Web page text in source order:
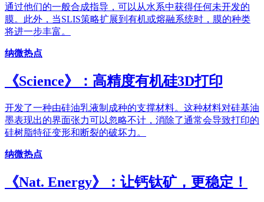
通过他们的一般合成指导，可以从水系中获得任何未开发的
膜。此外，当SLIS策略扩展到有机或熔融系统时，膜的种类
将进一步丰富。
纳微热点
《Science》：高精度有机硅3D打印
开发了一种由硅油乳液制成种的支撑材料。这种材料对硅基油
墨表现出的界面张力可以忽略不计，消除了通常会导致打印的
硅树脂特征变形和断裂的破坏力。
纳微热点
《Nat. Energy》：让钙钛矿，更稳定！